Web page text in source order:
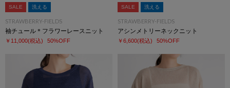
SALE 洗える
STRAWBERRY-FIELDS
袖チュール＊フラワーレースニット
￥11,000(税込) 50%OFF
SALE 洗える
STRAWBERRY-FIELDS
アシンメトリーネックニット
￥6,600(税込) 50%OFF